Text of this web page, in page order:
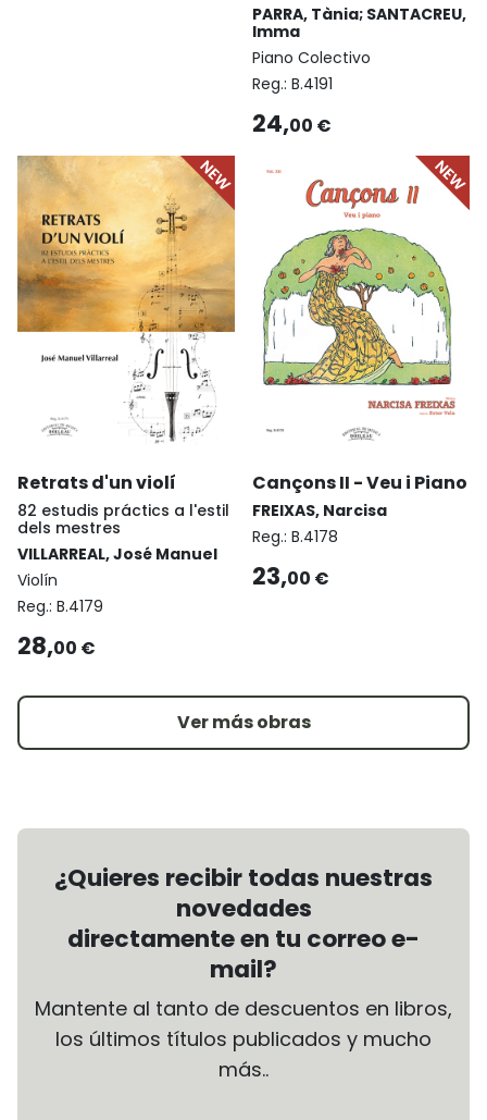
PARRA, Tània; SANTACREU,
Imma
Piano Colectivo
Reg.: B.4191
24,00 €
Retrats d'un violí
82 estudis práctics a l'estil
dels mestres
VILLARREAL, José Manuel
Violín
Reg.: B.4179
28,00 €
Cançons II - Veu i Piano
FREIXAS, Narcisa
Reg.: B.4178
23,00 €
Ver más obras
¿Quieres recibir todas nuestras
novedades
directamente en tu correo e-
mail?
Mantente al tanto de descuentos en libros,
los últimos títulos publicados y mucho
más..